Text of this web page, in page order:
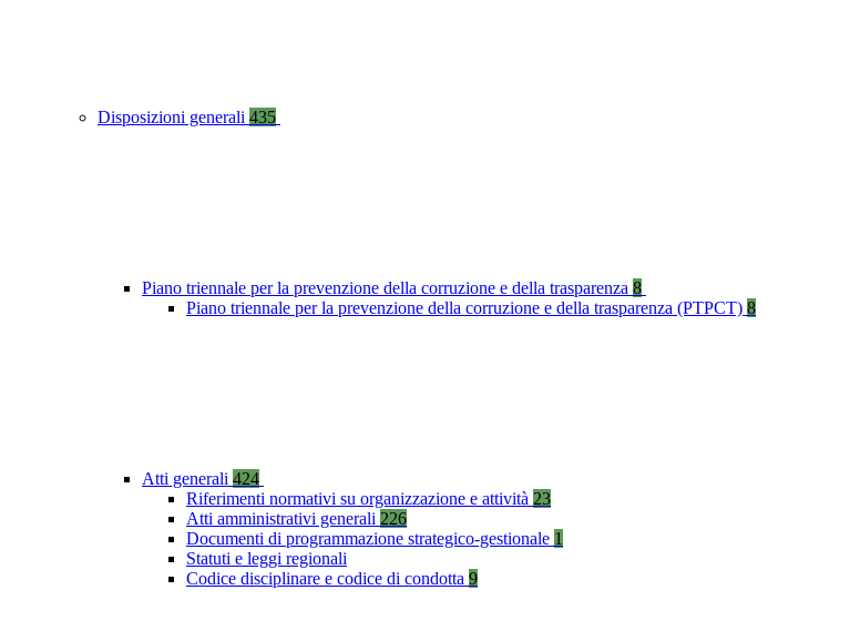
Disposizioni generali 435
Piano triennale per la prevenzione della corruzione e della trasparenza 8
Piano triennale per la prevenzione della corruzione e della trasparenza (PTPCT) 8
Atti generali 424
Riferimenti normativi su organizzazione e attività 23
Atti amministrativi generali 226
Documenti di programmazione strategico-gestionale 1
Statuti e leggi regionali
Codice disciplinare e codice di condotta 9